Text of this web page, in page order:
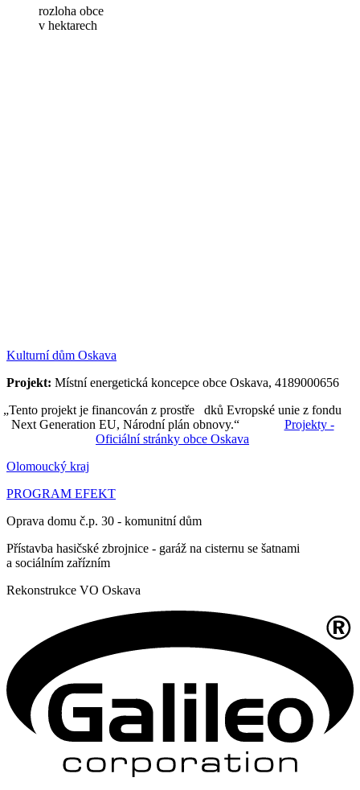
rozloha obce
v hektarech
Kulturní dům Oskava
Projekt: Místní energetická koncepce obce Oskava, 4189000656
„Tento projekt je financován z prostře dků Evropské unie z fondu
Next Generation EU, Národní plán obnovy.“ Projekty -
Oficiální stránky obce Oskava
Olomoucký kraj
PROGRAM EFEKT
Oprava domu č.p. 30 - komunitní dům
Přístavba hasičské zbrojnice - garáž na cisternu se šatnami
a sociálním zařízním
Rekonstrukce VO Oskava